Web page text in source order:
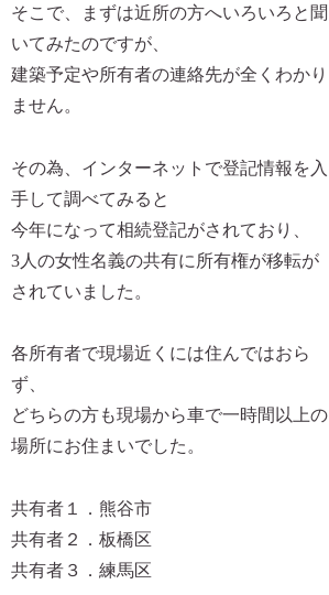
そこで、まずは近所の方へいろいろと聞
いてみたのですが、
建築予定や所有者の連絡先が全くわかり
ません。
その為、インターネットで登記情報を入
手して調べてみると
今年になって相続登記がされており、
3人の女性名義の共有に所有権が移転が
されていました。
各所有者で現場近くには住んではおら
ず、
どちらの方も現場から車で一時間以上の
場所にお住まいでした。
共有者１．熊谷市
共有者２．板橋区
共有者３．練馬区